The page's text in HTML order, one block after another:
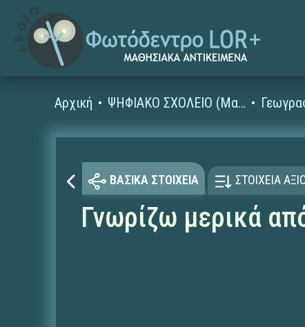
Αρχική ΨΗΦΙΑΚΟ ΣΧΟΛΕΙΟ (Μαθησιακά Αντικείμενα)
ΒΑΣΙΚΑ ΣΤΟΙΧΕΙΑ ΣΤΟΙΧΕΙΑ
Γνωρίζω μερικά